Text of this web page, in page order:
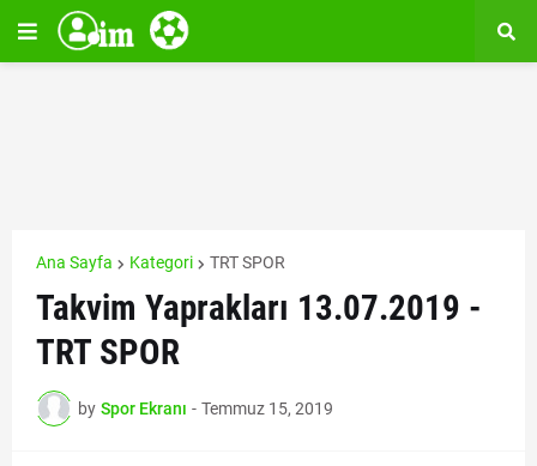
Ana Sayfa Kategori TRT SPOR
Takvim Yaprakları 13.07.2019 -
TRT SPOR
by Spor Ekranı - Temmuz 15, 2019